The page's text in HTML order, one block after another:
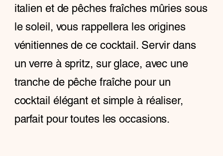
italien et de pêches fraîches mûries sous
le soleil, vous rappellera les origines
vénitiennes de ce cocktail. Servir dans
un verre à spritz, sur glace, avec une
tranche de pêche fraîche pour un
cocktail élégant et simple à réaliser,
parfait pour toutes les occasions.